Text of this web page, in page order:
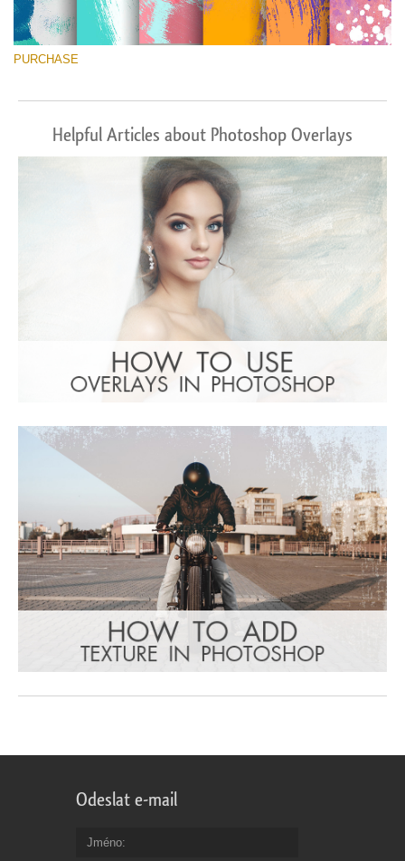
PURCHASE
Helpful Articles about Photoshop Overlays
Odeslat e-mail
Jméno